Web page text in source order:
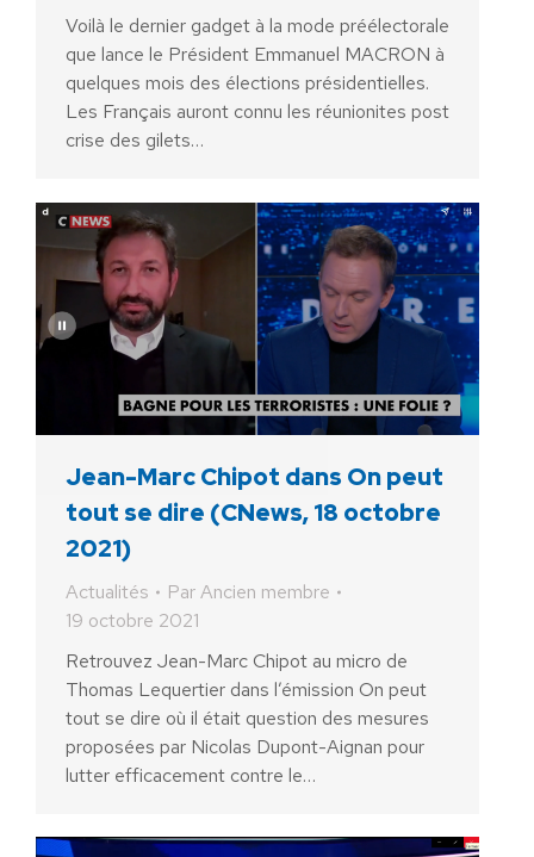
Voilà le dernier gadget à la mode préélectorale
que lance le Président Emmanuel MACRON à
quelques mois des élections présidentielles.
Les Français auront connu les réunionites post
crise des gilets…
Jean-Marc Chipot dans On peut
tout se dire (CNews, 18 octobre
2021)
Actualités ParAncien membre
19 octobre 2021
Retrouvez Jean-Marc Chipot au micro de
Thomas Lequertier dans l’émission On peut
tout se dire où il était question des mesures
proposées par Nicolas Dupont-Aignan pour
lutter efficacement contre le…